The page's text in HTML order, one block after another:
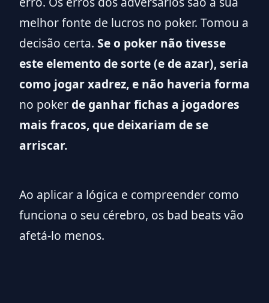
melhor fonte de lucros no poker. Tomou a
decisão certa. Se o poker não tivesse
este elemento de sorte (e de azar), seria
como jogar xadrez, e não haveria forma
no pokerde ganhar fichas a jogadores
mais fracos, que deixariam de se
arriscar.
Ao aplicar a lógica e compreender como
funciona o seu cérebro, os bad beats vão
afetá-lo menos.